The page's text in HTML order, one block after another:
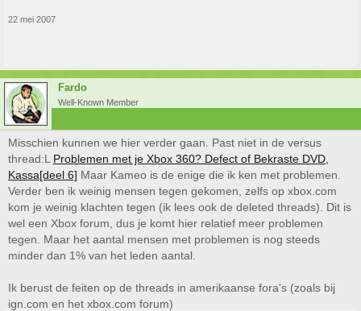
22 mei 2007
Fardo
Well-Known Member
Misschien kunnen we hier verder gaan. Past niet in de versus
thread:L Problemen met je Xbox 360? Defect of Bekraste DVD,
Kassa[deel 6] Maar Kameo is de enige die ik ken met problemen.
Verder ben ik weinig mensen tegen gekomen, zelfs op xbox.com
kom je weinig klachten tegen (ik lees ook de deleted threads). Dit is
wel een Xbox forum, dus je komt hier relatief meer problemen
tegen. Maar het aantal mensen met problemen is nog steeds
minder dan 1% van het leden aantal.
Ik berust de feiten op de threads in amerikaanse fora's (zoals bij
ign.com en het xbox.com forum)